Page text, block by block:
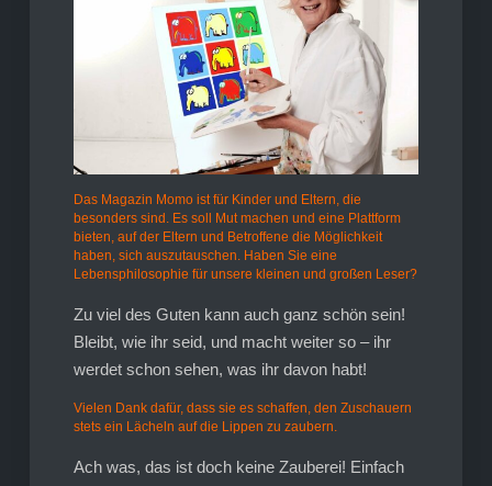
Das Magazin Momo ist für Kinder und Eltern, die
besonders sind. Es soll Mut machen und eine Plattform
bieten, auf der Eltern und Betroffene die Möglichkeit
haben, sich auszutauschen. Haben Sie eine
Lebensphilosophie für unsere kleinen und großen Leser?
Zu viel des Guten kann auch ganz schön sein!
Bleibt, wie ihr seid, und macht weiter so – ihr
werdet schon sehen, was ihr davon habt!
Vielen Dank dafür, dass sie es schaffen, den Zuschauern
stets ein Lächeln auf die Lippen zu zaubern.
Ach was, das ist doch keine Zauberei! Einfach